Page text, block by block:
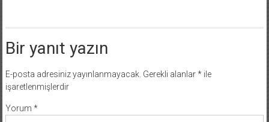
Bir yanıt yazın
E-posta adresiniz yayınlanmayacak. Gerekli alanlar*ile
işaretlenmişlerdir
Yorum *